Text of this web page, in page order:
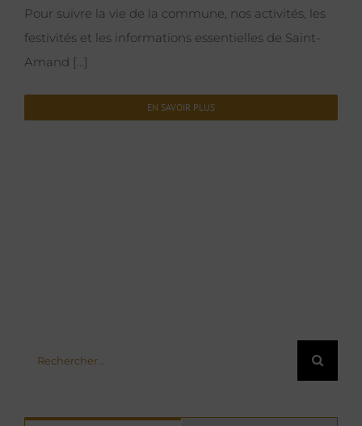
Pour suivre la vie de la commune, nos activités, les
festivités et les informations essentielles de Saint-
Amand [...]
EN SAVOIR PLUS